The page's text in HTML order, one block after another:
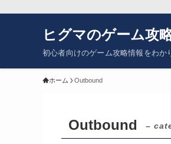
ヒグマのゲーム攻
初心者向けのゲーム攻略情報をわか
ホーム Outbound
Outbound –